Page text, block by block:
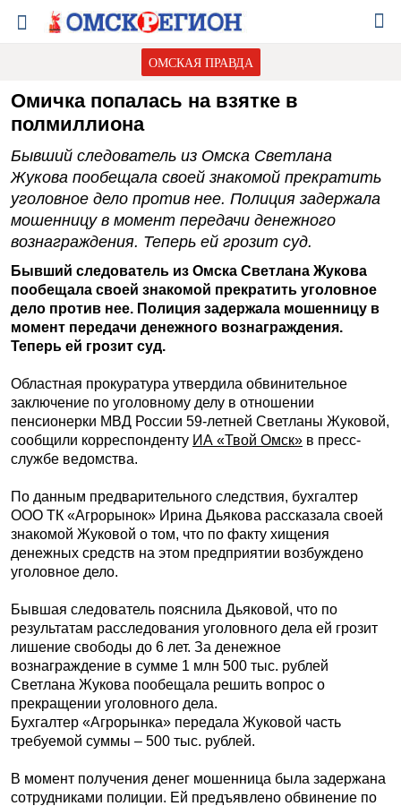
ОМСКАЯ ПРАВДА
Омичка попалась на взятке в
полмиллиона
Бывший следователь из Омска Светлана
Жукова пообещала своей знакомой прекратить
уголовное дело против нее. Полиция задержала
мошенницу в момент передачи денежного
вознаграждения. Теперь ей грозит суд.
Бывший следователь из Омска Светлана Жукова
пообещала своей знакомой прекратить уголовное
дело против нее. Полиция задержала мошенницу в
момент передачи денежного вознаграждения.
Теперь ей грозит суд.
Областная прокуратура утвердила обвинительное
заключение по уголовному делу в отношении
пенсионерки МВД России 59-летней Светланы Жуковой,
сообщили корреспонденту ИА «Твой Омск» в пресс-
службе ведомства.
По данным предварительного следствия, бухгалтер
ООО ТК «Агрорынок» Ирина Дьякова рассказала своей
знакомой Жуковой о том, что по факту хищения
денежных средств на этом предприятии возбуждено
уголовное дело.
Бывшая следователь пояснила Дьяковой, что по
результатам расследования уголовного дела ей грозит
лишение свободы до 6 лет. За денежное
вознаграждение в сумме 1 млн 500 тыс. рублей
Светлана Жукова пообещала решить вопрос о
прекращении уголовного дела.
Бухгалтер «Агрорынка» передала Жуковой часть
требуемой суммы – 500 тыс. рублей.
В момент получения денег мошенница была задержана
сотрудниками полиции. Ей предъявлено обвинение по